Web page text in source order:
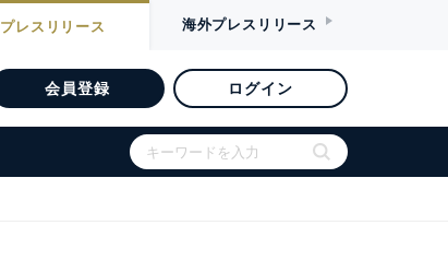
プレスリリース 海外プレスリリース
会員登録 ログイン